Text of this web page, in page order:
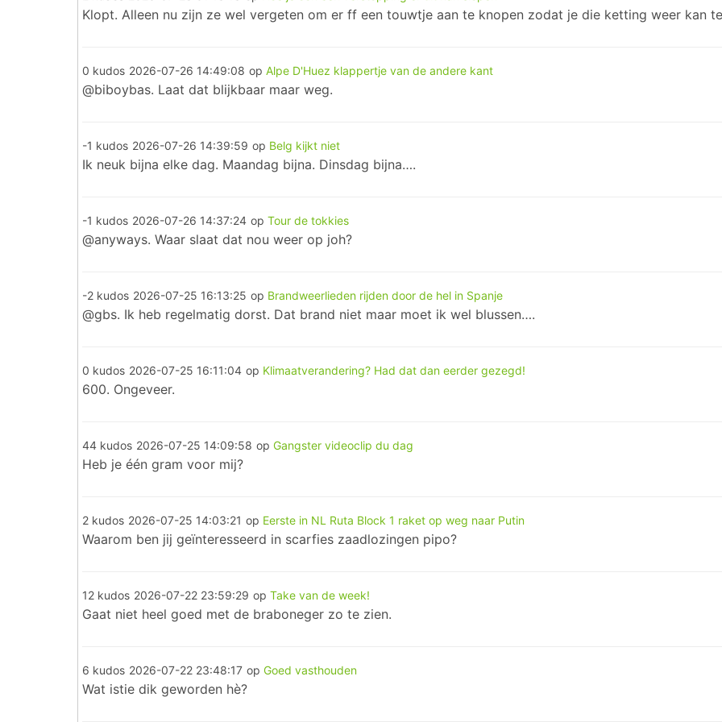
Klopt. Alleen nu zijn ze wel vergeten om er ff een touwtje aan te knopen zodat je die ketting weer kan
0 kudos 2026-07-26 14:49:08 op Alpe D'Huez klappertje van de andere kant
@biboybas. Laat dat blijkbaar maar weg.
-1 kudos 2026-07-26 14:39:59 op Belg kijkt niet
Ik neuk bijna elke dag. Maandag bijna. Dinsdag bijna….
-1 kudos 2026-07-26 14:37:24 op Tour de tokkies
@anyways. Waar slaat dat nou weer op joh?
-2 kudos 2026-07-25 16:13:25 op Brandweerlieden rijden door de hel in Spanje
@gbs. Ik heb regelmatig dorst. Dat brand niet maar moet ik wel blussen….
0 kudos 2026-07-25 16:11:04 op Klimaatverandering? Had dat dan eerder gezegd!
600. Ongeveer.
44 kudos 2026-07-25 14:09:58 op Gangster videoclip du dag
Heb je één gram voor mij?
2 kudos 2026-07-25 14:03:21 op Eerste in NL Ruta Block 1 raket op weg naar Putin
Waarom ben jij geïnteresseerd in scarfies zaadlozingen pipo?
12 kudos 2026-07-22 23:59:29 op Take van de week!
Gaat niet heel goed met de braboneger zo te zien.
6 kudos 2026-07-22 23:48:17 op Goed vasthouden
Wat istie dik geworden hè?